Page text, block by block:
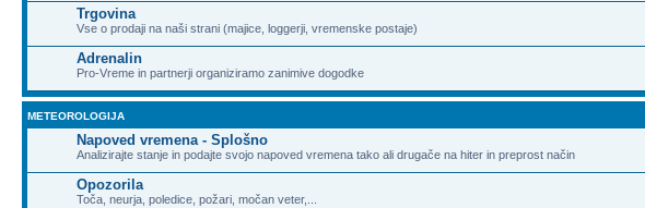
Trgovina
Vse o prodaji na naši strani (majice, loggerji, vremenske postaje)
Adrenalin
Pro-Vreme in partnerji organiziramo zanimive dogodke
METEOROLOGIJA
Napoved vremena - Splošno
Analizirajte stanje in podajte svojo napoved vremena tako ali drugače na hiter in preprost način
Opozorila
Toča, neurja, poledice, požari, močan veter,...